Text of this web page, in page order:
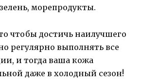
морепродукты.
чтобы достичь наилучшего
регулярно выполнять все
и тогда ваша кожа
даже в холодный сезон!